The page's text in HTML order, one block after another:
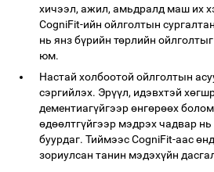
хичээл, ажил, амьдралд маш их
CogniFit-ийн ойлголтын
нь янз бүрийн төрлийн
юм.
Настай холбоотой ойлголтын
сэргийлэх. Эрүүл, идэвхтэй
дементиагүйгээр өнгөрөөх
өдөөлтгүйгээр мэдрэх чадвар нь
буурдаг. Тиймээс CogniFit-аас
зориулсан танин мэдэхүйн